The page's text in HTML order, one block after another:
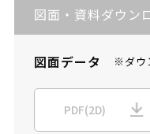
図面・資料ダウン
図面データ ※ダウ
PDF(2D)